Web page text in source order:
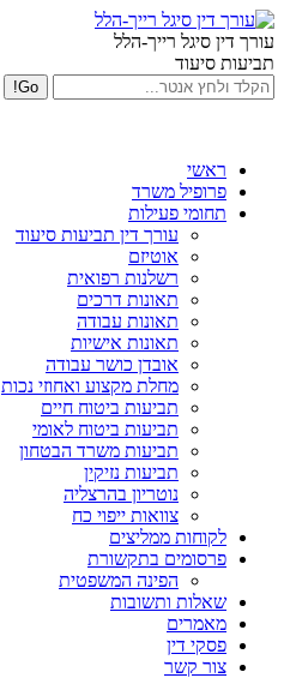
עורך דין סיגל רייך-הלל
תביעות סיעוד
ראשי
פרופיל משרד
תחומי פעילות
עורך דין תביעות סיעוד
אוטיזם
רשלנות רפואית
תאונות דרכים
תאונות עבודה
תאונות אישיות
אובדן כושר עבודה
מחלת מקצוע ואחוזי נכות
תביעות ביטוח חיים
תביעות ביטוח לאומי
תביעות משרד הבטחון
תביעות נזיקין
נוטריון בהרצליה
צוואות ייפוי כח
לקוחות ממליצים
פרסומים בתקשורת
הפינה המשפטית
שאלות ותשובות
מאמרים
פסקי דין
צור קשר